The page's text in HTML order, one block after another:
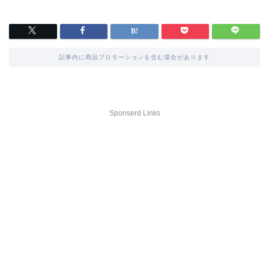
記事内に商品プロモーションを含む場合があります
Sponserd Links